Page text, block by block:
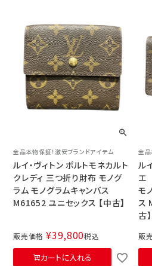
全品本物保証！激安ブランドアイテム
ルイ・ヴィトン ポルトモネカルト
クレディ 三つ折り財布 モノグ
ラム モノグラムキャンバス
M61652 ユニセックス 【中古】
販売価格 ¥39,800税込
カートに入れる
全品
ル
エ
モ
ス
古】
販